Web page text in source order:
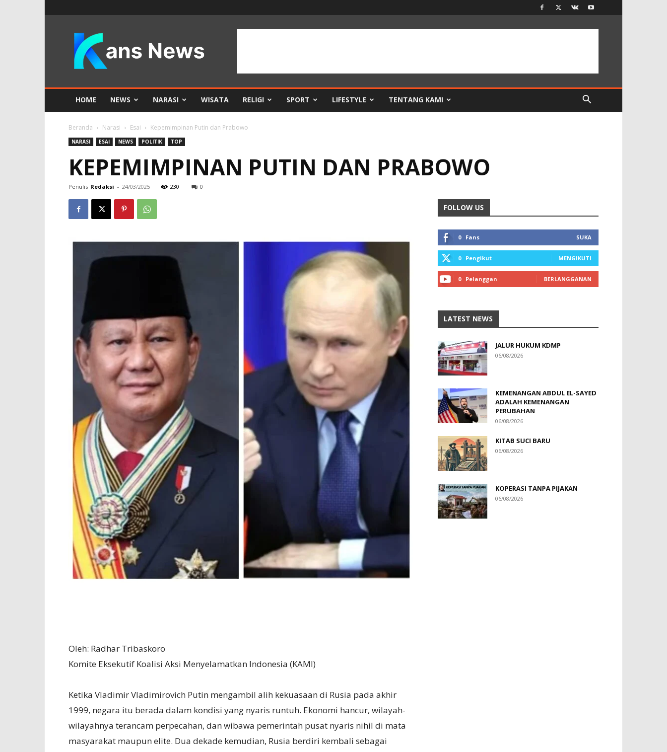
KANS
News
HOME NEWS NARASI WISATA RELIGI SPORT LIFESTYLE TENTANG KAMI
Beranda Narasi Esai Kepemimpinan Putin dan Prabowo
NARASI ESAI NEWS POLITIK TOP
KEPEMIMPINAN PUTIN DAN PRABOWO
Penulis Redaksi - 24/03/2025 230 0
Oleh: Radhar Tribaskoro
Komite Eksekutif Koalisi Aksi Menyelamatkan Indonesia (KAMI)
Ketika Vladimir Vladimirovich Putin mengambil alih kekuasaan di Rusia pada akhir
1999, negara itu berada dalam kondisi yang nyaris runtuh. Ekonomi hancur, wilayah-
wilayahnya terancam perpecahan, dan wibawa pemerintah pusat nyaris nihil di mata
masyarakat maupun elite. Dua dekade kemudian, Rusia berdiri kembali sebagai
FOLLOW US
0 Fans SUKA
0 Pengikut MENGIKUTI
0 Pelanggan BERLANGGANAN
LATEST NEWS
JALUR HUKUM KDMP
06/08/2026
KEMENANGAN ABDUL EL-SAYED
ADALAH KEMENANGAN
PERUBAHAN
06/08/2026
KITAB SUCI BARU
06/08/2026
KOPERASI TANPA PIJAKAN
06/08/2026